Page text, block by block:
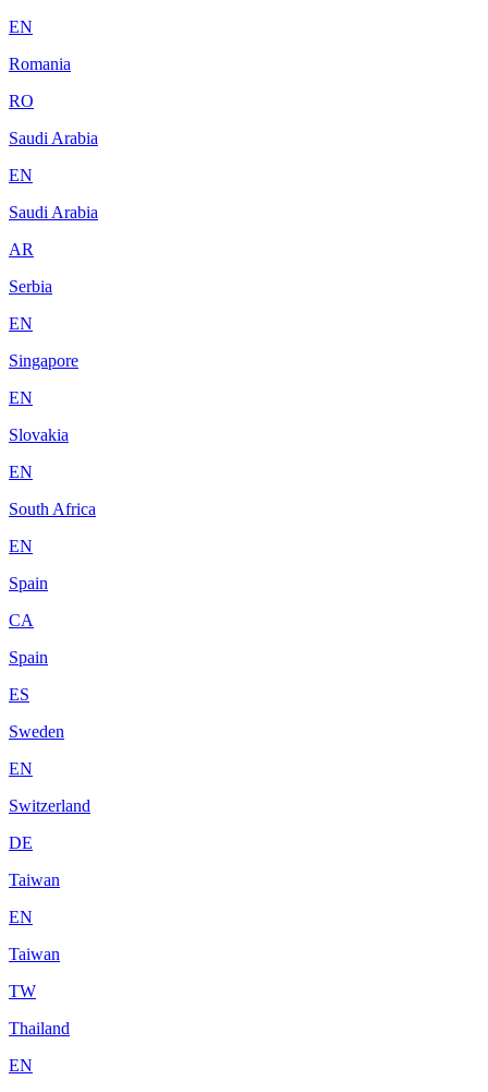
EN
Romania
RO
Saudi Arabia
EN
Saudi Arabia
AR
Serbia
EN
Singapore
EN
Slovakia
EN
South Africa
EN
Spain
CA
Spain
ES
Sweden
EN
Switzerland
DE
Taiwan
EN
Taiwan
TW
Thailand
EN